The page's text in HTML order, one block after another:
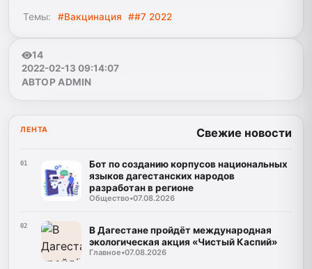
Темы: #Вакцинация ##7 2022
14
2022-02-13 09:14:07
АВТОР ADMIN
ЛЕНТА Свежие новости
01
Бот по созданию корпусов национальных
языков дагестанских народов
разработан в регионе
Общество•07.08.2026
02
В Дагестане пройдёт международная
экологическая акция «Чистый Каспий»
Главное•07.08.2026